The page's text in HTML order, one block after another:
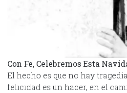
Con Fe, Celebremos Esta
El hecho es que no hay
felicidad es un hacer, en el